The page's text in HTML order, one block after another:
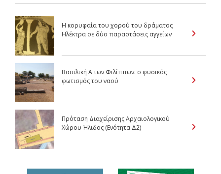
Η κορυφαία του χορού του δράματος
Ηλέκτρα σε δύο παραστάσεις αγγείων
Βασιλική Α των Φιλίππων: ο φυσικός
φωτισμός του ναού
Πρόταση Διαχείρισης Αρχαιολογικού
Χώρου Ήλιδος (Ενότητα Δ2)